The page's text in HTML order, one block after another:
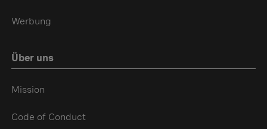
Werbung
Über uns
Mission
Code of Conduct